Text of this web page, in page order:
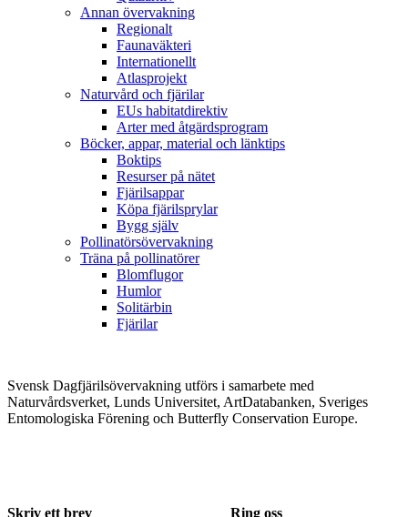
Annan övervakning
Regionalt
Faunaväkteri
Internationellt
Atlasprojekt
Naturvård och fjärilar
EUs habitatdirektiv
Arter med åtgärdsprogram
Böcker, appar, material och länktips
Boktips
Resurser på nätet
Fjärilsappar
Köpa fjärilsprylar
Bygg själv
Pollinatörsövervakning
Träna på pollinatörer
Blomflugor
Humlor
Solitärbin
Fjärilar
Svensk Dagfjärilsövervakning utförs i samarbete med
Naturvårdsverket, Lunds Universitet, ArtDatabanken, Sveriges
Entomologiska Förening och Butterfly Conservation Europe.
Skriv ett brev Ring oss